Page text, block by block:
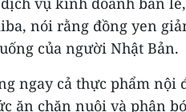
nói rằng đồng yen
của người Nhật Bản.
ngay cả thực phẩm
ăn chăn nuôi và phân